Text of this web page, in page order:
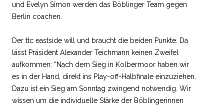
und Evelyn Simon werden das Böblinger Team gegen
Berlin coachen.
Der ttc eastside will und braucht die beiden Punkte. Da
lässt Präsident Alexander Teichmann keinen Zweifel
aufkommen: “Nach dem Sieg in Kolbermoor haben wir
es in der Hand, direkt ins Play-off-Halbfinale einzuziehen.
Dazu ist ein Sieg am Sonntag zwingend notwendig. Wir
wissen um die individuelle Stärke der Böblingerinnen